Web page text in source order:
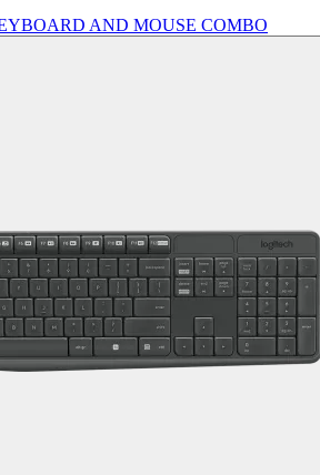
AND MOUSE COMBO